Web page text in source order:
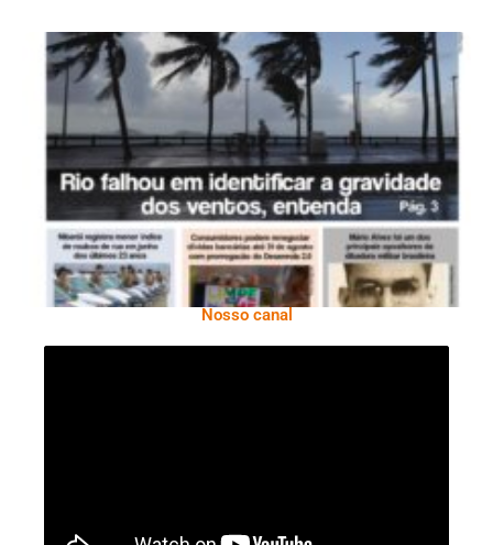
Ano X – Número 366 01 A 07 De Agosto De
2026
Nosso canal